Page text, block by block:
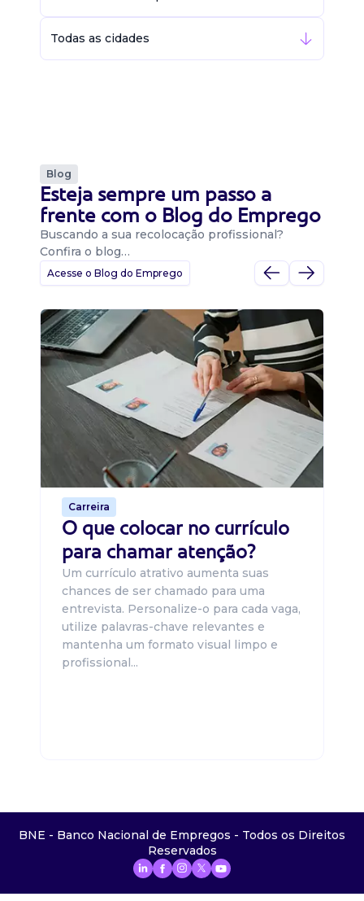
Todas as cidades
Blog
Esteja sempre um passo a
frente com o Blog do Emprego
Buscando a sua recolocação profissional?
Confira o blog…
Acesse o Blog do Emprego
Carreira
O que colocar no currículo
para chamar atenção?
Um currículo atrativo aumenta suas
chances de ser chamado para uma
entrevista. Personalize-o para cada vaga,
utilize palavras-chave relevantes e
mantenha um formato visual limpo e
profissional...
BNE - Banco Nacional de Empregos - Todos os Direitos
Reservados